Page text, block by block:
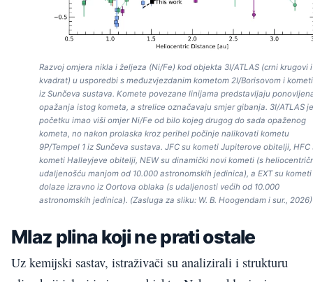
Razvoj omjera nikla i željeza (Ni/Fe) kod objekta 3I/ATLAS (crni krugovi i
kvadrat) u usporedbi s međuzvjezdanim kometom 2I/Borisovom i
iz Sunčeva sustava. Komete povezane linijama predstavljaju
opažanja istog kometa, a strelice označavaju smjer gibanja. 3I/ATLAS
početku imao viši omjer Ni/Fe od bilo kojeg drugog do sada opaženog
kometa, no nakon prolaska kroz perihel počinje nalikovati kometu
9P/Tempel 1 iz Sunčeva sustava. JFC su kometi Jupiterove obitelji, HFC
kometi Halleyjeve obitelji, NEW su dinamički novi kometi (s
udaljenošću manjom od 10.000 astronomskih jedinica), a EXT su
dolaze izravno iz Oortova oblaka (s udaljenosti većih od 10.000
astronomskih jedinica). (Zasluga za sliku: W. B. Hoogendam i sur., 2026)
Mlaz plina koji ne prati ostale
Uz kemijski sastav, istraživači su analizirali i strukturu